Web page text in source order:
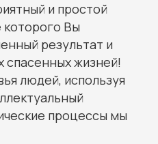
и простой
которого Вы
результат и
спасенных жизней!
людей, используя
процессы мы